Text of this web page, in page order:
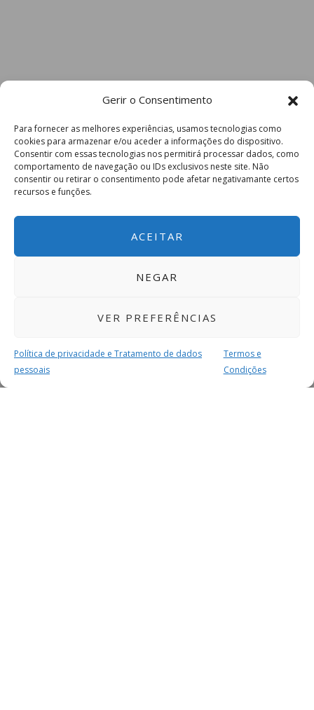
Gerir o Consentimento
Para fornecer as melhores experiências, usamos tecnologias como
cookies para armazenar e/ou aceder a informações do dispositivo.
Consentir com essas tecnologias nos permitirá processar dados, como
comportamento de navegação ou IDs exclusivos neste site. Não
consentir ou retirar o consentimento pode afetar negativamante certos
recursos e funções.
ACEITAR
NEGAR
VER PREFERÊNCIAS
Política de privacidade e Tratamento de dados
pessoais
Termos e
Condições